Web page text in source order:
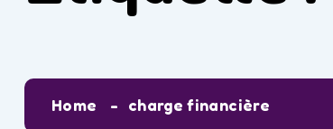
Home charge financière